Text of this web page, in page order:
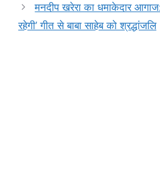
b
o
A
p
e
n
a
m
मनदीप खरेरा का धमाकेदार
रहेगी’ गीत से बाबा साहेब को श्रद्धांजलि